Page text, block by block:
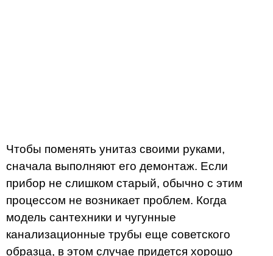
Чтобы поменять унитаз своими руками,
сначала выполняют его демонтаж. Если
прибор не слишком старый, обычно с этим
процессом не возникает проблем. Когда
модель сантехники и чугунные
канализационные трубы еще советского
образца, в этом случае придется хорошо